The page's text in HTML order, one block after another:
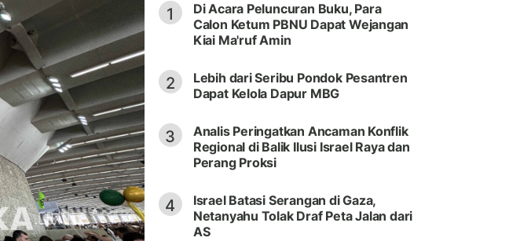
1
Di Acara Peluncuran Buku, Para
Calon Ketum PBNU Dapat Wejangan
Kiai Ma'ruf Amin
2
Lebih dari Seribu Pondok Pesantren
Dapat Kelola Dapur MBG
3
Analis Peringatkan Ancaman Konflik
Regional di Balik Ilusi Israel Raya dan
Perang Proksi
4
Israel Batasi Serangan di Gaza,
Netanyahu Tolak Draf Peta Jalan dari
AS